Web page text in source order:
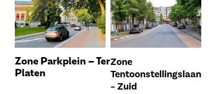
Zone Parkplein – Ter
Platen
Zone
Tentoonstellingslaan
– Zuid